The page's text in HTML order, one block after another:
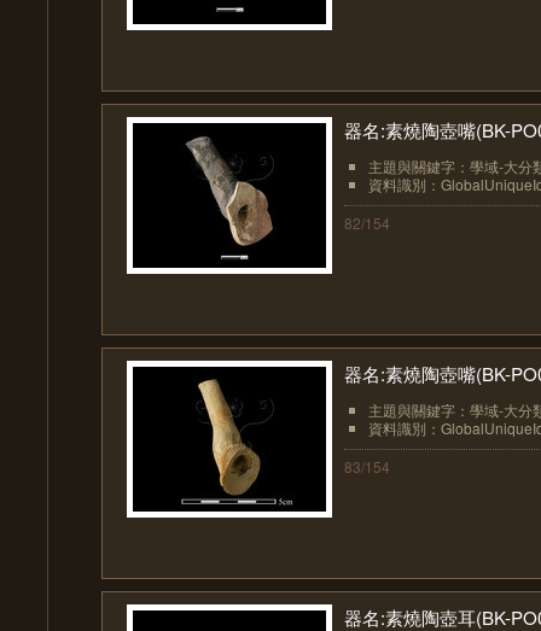
器名:素燒陶壺嘴(BK-
主題與關鍵字：學域-大分
資料識別：
82/154
器名:素燒陶壺嘴(BK-
主題與關鍵字：學域-大分
資料識別：
83/154
器名:素燒陶壺耳(BK-